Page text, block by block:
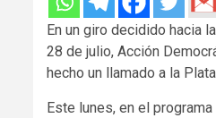
En un giro decidido hacia
28 de julio, Acción
hecho un llamado a la
Este lunes, en el